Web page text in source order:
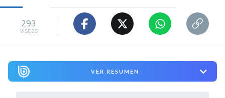
293
visitas
VER RESUMEN